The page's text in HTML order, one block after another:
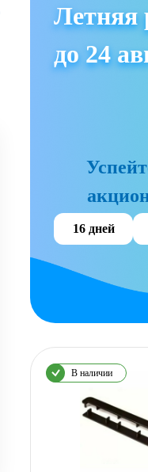
Летняя
до 24
16 дней
В наличии